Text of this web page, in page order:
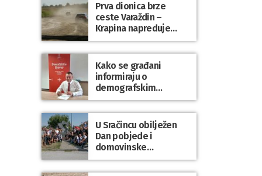
Prva dionica brze
ceste Varaždin –
Krapina napreduje
prema planu
Kako se građani
informiraju o
demografskim
mjerama? Sudjelujte u
istraživanju!
U Sračincu obilježen
Dan pobjede i
domovinske
zahvalnosti te Dan
hrvatskih branitelja